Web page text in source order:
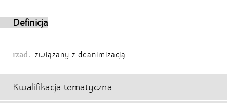
Definicja
rzad. związany z deanimizacją
Kwalifikacja tematyczna